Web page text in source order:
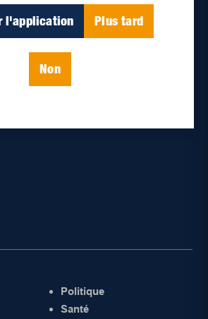
l'application Plus tard
Non
Politique
Santé